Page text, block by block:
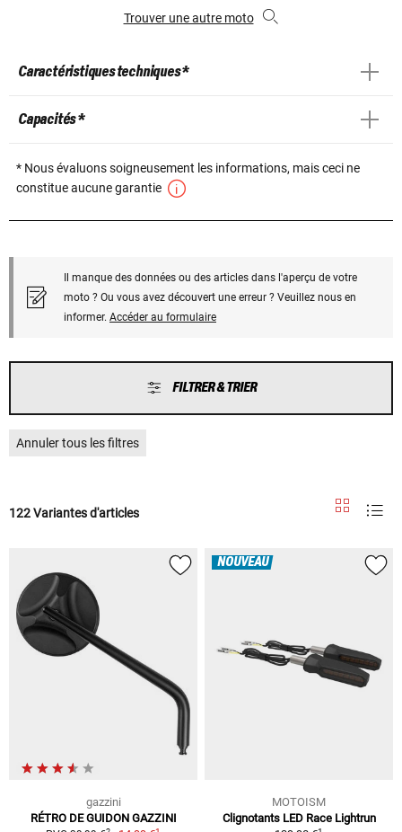
Trouver une autre moto
Caractéristiques techniques *
Capacités *
* Nous évaluons soigneusement les informations, mais ceci ne
constitue aucune garantie
Il manque des données ou des articles dans l'aperçu de votre
moto ? Ou vous avez découvert une erreur ? Veuillez nous en
informer. Accéder au formulaire
FILTRER & TRIER
Annuler tous les filtres
122 Variantes d'articles
gazzini
RÉTRO DE GUIDON GAZZINI
NOUVEAU
MOTOISM
Clignotants LED Race Lightrun